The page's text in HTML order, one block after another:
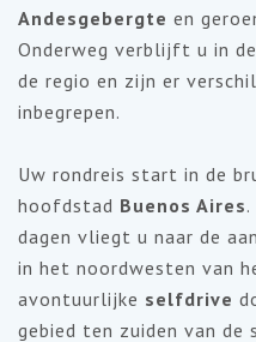
Andesgebergte en
Onderweg verblijft u in
de regio en zijn er
inbegrepen.
Uw rondreis start in de
hoofdstad Buenos Aires
dagen vliegt u naar de
in het noordwesten van
avontuurlijke selfdrive
gebied ten zuiden van